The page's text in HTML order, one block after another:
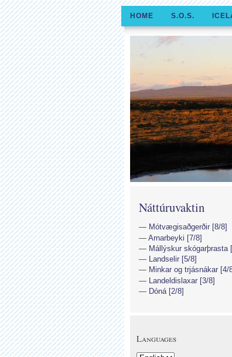
HOME S.O.S.
Náttúruvaktin
Mótvægisaðgerðir [8/8]
Arnarbeyki [7/8]
Mállýskur skógarþrasta
Landselir [5/8]
Minkar og trjásnákar [4/
Landeldislaxar [3/8]
Dóná [2/8]
Languages